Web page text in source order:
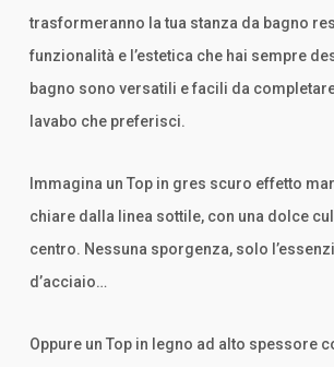
trasformeranno la tua stanza da bagno
funzionalità e l’estetica che hai sempre
bagno sono versatili e facili da
lavabo che preferisci.
Immagina un Top in gres scuro effetto
chiare dalla linea sottile, con una dolce
centro. Nessuna sporgenza, solo
d’acciaio…
Oppure un Top in legno ad alto spessore